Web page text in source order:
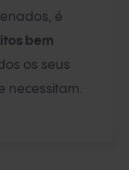
é
bem
os seus
necessitam.